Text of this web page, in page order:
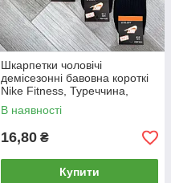
Шкарпетки чоловічі
демісезонні бавовна короткі
Nike Fitness, Туреччина,
розмір 41-45, чорні, 05014
В наявності
16,80 ₴
Купити